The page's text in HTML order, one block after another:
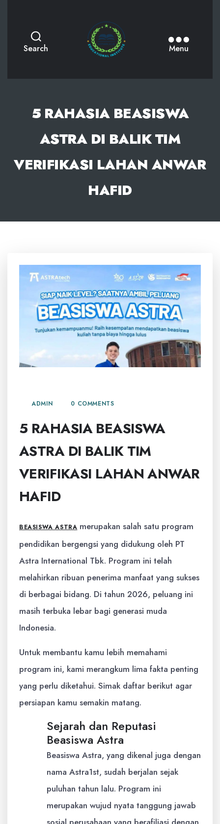
Search Menu
5 RAHASIA BEASISWA
ASTRA DI BALIK TIM
VERIFIKASI LAHAN ANWAR
HAFID
ADMIN 0 COMMENTS
5 RAHASIA BEASISWA
ASTRA DI BALIK TIM
VERIFIKASI LAHAN ANWAR
HAFID
BEASISWA ASTRA merupakan salah satu program
pendidikan bergengsi yang didukung oleh PT
Astra International Tbk. Program ini telah
melahirkan ribuan penerima manfaat yang sukses
di berbagai bidang. Di tahun 2026, peluang ini
masih terbuka lebar bagi generasi muda
Indonesia.
Untuk membantu kamu lebih memahami
program ini, kami merangkum lima fakta penting
yang perlu diketahui. Simak daftar berikut agar
persiapan kamu semakin matang.
Sejarah dan Reputasi
Beasiswa Astra
Beasiswa Astra, yang dikenal juga dengan
nama Astra1st, sudah berjalan sejak
puluhan tahun lalu. Program ini
merupakan wujud nyata tanggung jawab